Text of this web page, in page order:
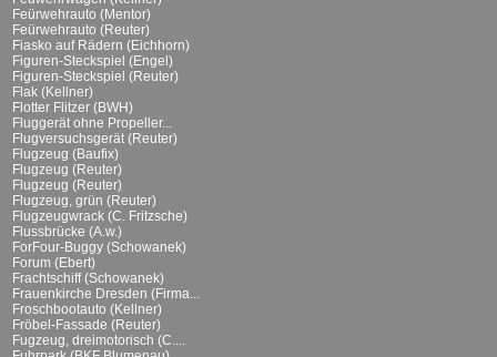
Feürwehrauto (Mentor)
Feürwehrauto (Reuter)
Fiasko auf Rädern (Eichhorn)
Figuren-Steckspiel (Engel)
Figuren-Steckspiel (Reuter)
Flak (Kellner)
Flotter Flitzer (BWH)
Fluggerät ohne Propeller...
Flugversuchsgerät (Reuter)
Flugzeug (Baufix)
Flugzeug (Reuter)
Flugzeug (Reuter)
Flugzeug, grün (Reuter)
Flugzeugwrack (C. Fritzsche)
Flussbrücke (A.w.)
ForFour-Buggy (Schowanek)
Forum (Ebert)
Frachtschiff (Schowanek)
Frauenkirche Dresden (Firma...
Froschbootauto (Kellner)
Fröbel-Fassade (Reuter)
Fugzeug, dreimotorisch (C....